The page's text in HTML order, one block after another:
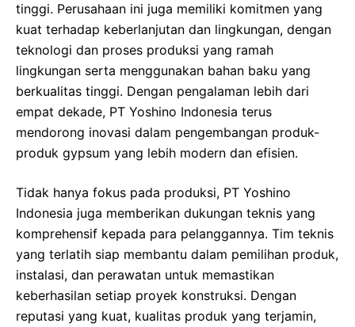
tinggi. Perusahaan ini juga memiliki komitmen yang
kuat terhadap keberlanjutan dan lingkungan, dengan
teknologi dan proses produksi yang ramah
lingkungan serta menggunakan bahan baku yang
berkualitas tinggi. Dengan pengalaman lebih dari
empat dekade, PT Yoshino Indonesia terus
mendorong inovasi dalam pengembangan produk-
produk gypsum yang lebih modern dan efisien.
Tidak hanya fokus pada produksi, PT Yoshino
Indonesia juga memberikan dukungan teknis yang
komprehensif kepada para pelanggannya. Tim teknis
yang terlatih siap membantu dalam pemilihan produk,
instalasi, dan perawatan untuk memastikan
keberhasilan setiap proyek konstruksi. Dengan
reputasi yang kuat, kualitas produk yang terjamin,